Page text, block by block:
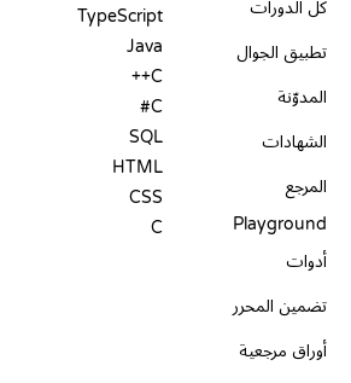
كل الدورات
تطبيق الجوال
المدوّنة
الشهادات
المرجع
Playground
أدوات
تضمين المحرر
أوراق مرجعية
TypeScript
Java
C++
C#
SQL
HTML
CSS
C